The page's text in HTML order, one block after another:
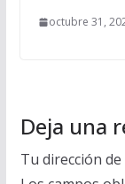
octubre 31,
Deja una
Tu dirección